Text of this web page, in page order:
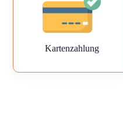
Kartenzahlung